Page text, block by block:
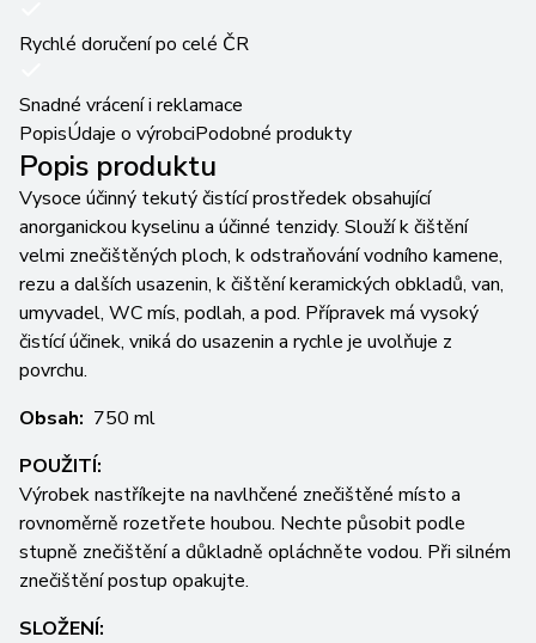
Rychlé doručení po celé ČR
Snadné vrácení i reklamace
PopisÚdaje o výrobciPodobné produkty
Popis produktu
Vysoce účinný tekutý čistící prostředek obsahující
anorganickou kyselinu a účinné tenzidy. Slouží k čištění
velmi znečištěných ploch, k odstraňování vodního kamene,
rezu a dalších usazenin, k čištění keramických obkladů, van,
umyvadel, WC mís, podlah, a pod. Přípravek má vysoký
čistící účinek, vniká do usazenin a rychle je uvolňuje z
povrchu.
Obsah: 750 ml
POUŽITÍ:
Výrobek nastříkejte na navlhčené znečištěné místo a
rovnoměrně rozetřete houbou. Nechte působit podle
stupně znečištění a důkladně opláchněte vodou. Při silném
znečištění postup opakujte.
SLOŽENÍ: